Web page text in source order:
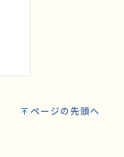
ページの先頭へ